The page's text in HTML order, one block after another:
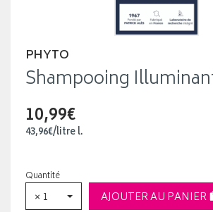
PHYTO
Shampooing
10,99€
43,96€/litrel.
Quantité
× 1
AJOUTER AU PANIER